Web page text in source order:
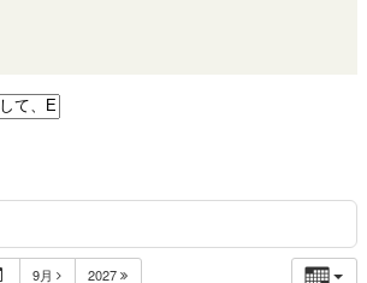
9月 2027